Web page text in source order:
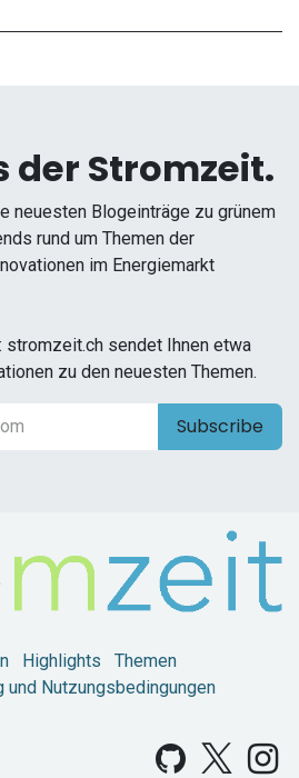
der Stromzeit.
neuesten Blogeinträge zu grünem
rund um Themen der
im Energiemarkt
stromzeit.ch sendet Ihnen etwa
zu den neuesten Themen.
Subscribe
Highlights
Themen
und Nutzungsbedingungen